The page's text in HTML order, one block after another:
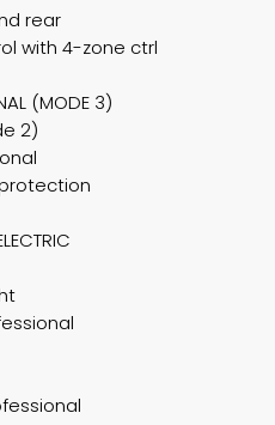
rear
with 4-zone ctrl
(MODE 3)
2)